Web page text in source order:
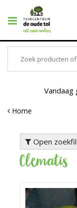
Vandaag
Home
Open
Clematis